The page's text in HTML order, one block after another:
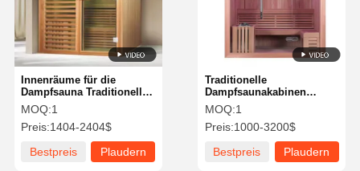
Innenräume für die
Dampfsauna Traditionell
mit 8mm gehärtetem Glas
MOQ:1
Preis:1404-2404$
Bestpreis
Plaudern
Traditionelle
Dampfsaunakabinen
Innenraum Quadratisches
Design 4-Personen-
Saunaraum
MOQ:1
Preis:1000-3200$
Bestpreis
Plaudern